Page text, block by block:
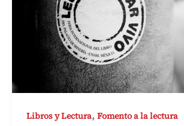
Libros y Lectura, Fomento a la lectura